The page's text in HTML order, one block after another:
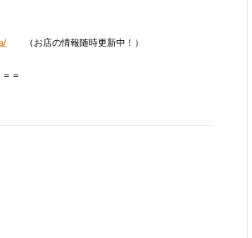
（お店の情報随時更新中！）
＝